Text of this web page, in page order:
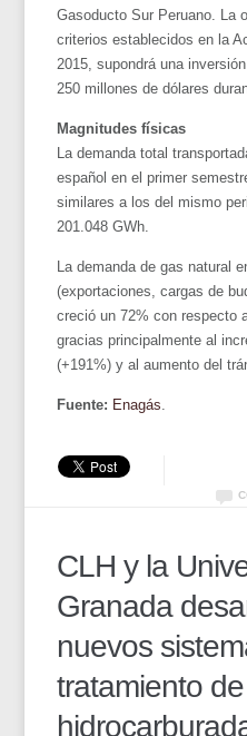
Gasoducto Sur Peruano. La
criterios establecidos en la
2015, supondrá una
250 millones de dólares
Magnitudes físicas
La demanda total
español en el primer
similares a los del mismo
201.048 GWh.
La demanda de gas natural
(exportaciones, cargas de
creció un 72% con respecto
gracias principalmente al
(+191%) y al aumento del
Fuente: Enagás
CLH y la
Granada
nuevos
tratamiento